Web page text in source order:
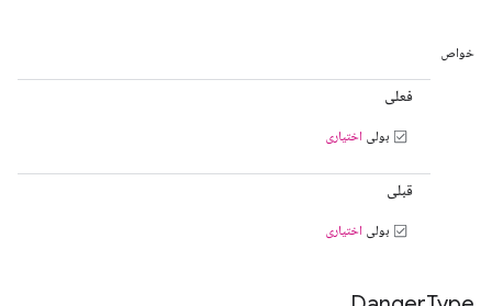
خواص
فعلی
بولی اختیاری
قبلی
بولی اختیاری